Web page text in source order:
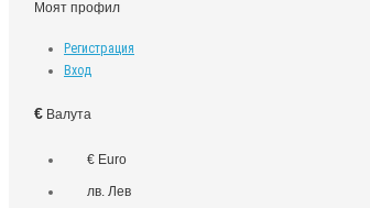
Моят профил
Регистрация
Вход
€ Валута
€ Euro
лв. Лев